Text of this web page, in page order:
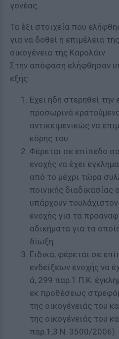
γονέας.
Τα έξι στοιχεία που
για να δοθεί η επιμέλεια
οικογένεια της Καρολάιν
Στην απόφαση ελήφθησαν
εξής:
Εχει ήδη στερηθεί
προσωρινά
αντικειμενικώς να
κόρης του.
Φέρεται σε επίπεδο
ενοχής να έχει
από το μέχρι τώρα
ποινικής διαδικασίας
υπάρχουν
ενοχής για τα
αδικήματα για τα
δίωξη.
Ειδικά, φέρεται σε
ενδείξεων ενοχής να
ά, 299 παρ.1 Π.Κ.
εκ προθέσεως
της οικογένειάς του
της οικογένειάς του
παρ.1,3 Ν. 3500/2006).